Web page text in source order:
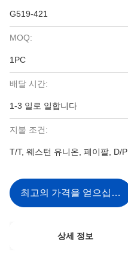
G519-421
MOQ:
1PC
배달 시간:
1-3 일로 일합니다
지불 조건:
T/T, 웨스턴 유니온, 페이팔, D/P
최고의 가격을 얻으십시오
상세 정보